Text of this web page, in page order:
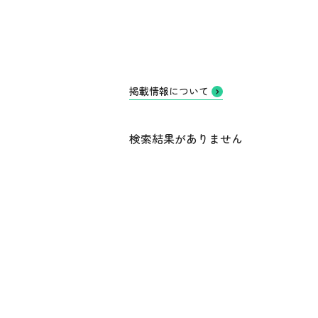
掲載情報について
検索結果がありません